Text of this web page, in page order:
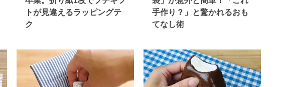
トが見違えるラッピングテ
ク
手作り？」と驚かれるおも
てなし術